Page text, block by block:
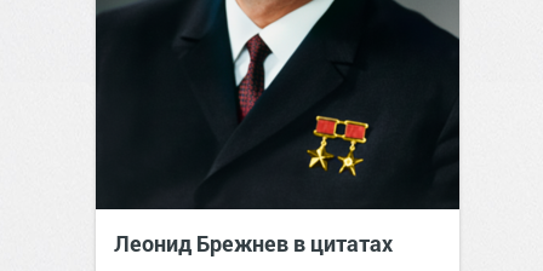
Леонид Брежнев в цитатах